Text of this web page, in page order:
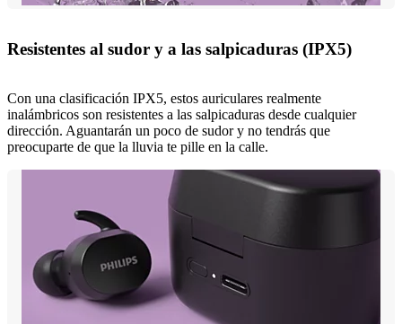
Resistentes al sudor y a las salpicaduras (IPX5)
Con una clasificación IPX5, estos auriculares realmente
inalámbricos son resistentes a las salpicaduras desde cualquier
dirección. Aguantarán un poco de sudor y no tendrás que
preocuparte de que la lluvia te pille en la calle.